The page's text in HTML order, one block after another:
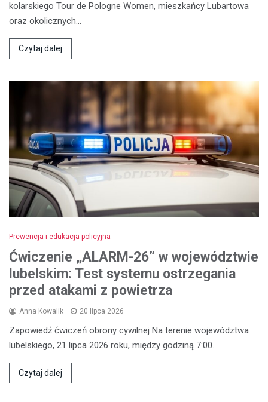
kolarskiego Tour de Pologne Women, mieszkańcy Lubartowa
oraz okolicznych…
Czytaj dalej
Prewencja i edukacja policyjna
Ćwiczenie „ALARM-26” w województwie
lubelskim: Test systemu ostrzegania
przed atakami z powietrza
Anna Kowalik 20 lipca 2026
Zapowiedź ćwiczeń obrony cywilnej Na terenie województwa
lubelskiego, 21 lipca 2026 roku, między godziną 7:00…
Czytaj dalej